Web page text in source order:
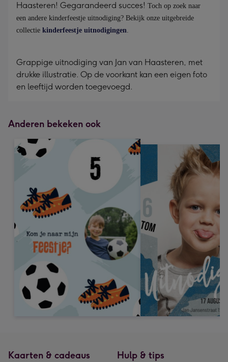
Haasteren! Gegarandeerd succes! Toch op zoek naar
een andere kinderfeestje uitnodiging? Bekijk onze uitgebreide
collectie kinderfeestje uitnodigingen.
Grappige uitnodiging van Jan van Haasteren, met
drukke illustratie. Op de voorkant kan een eigen foto
en leeftijd worden toegevoegd.
Anderen bekeken ook
Kaarten & cadeaus Hulp & tips